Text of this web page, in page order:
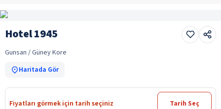
Hotel 1945
Gunsan / Güney Kore
Haritada Gör
Fiyatları görmek için tarih seçiniz Tarih Seç